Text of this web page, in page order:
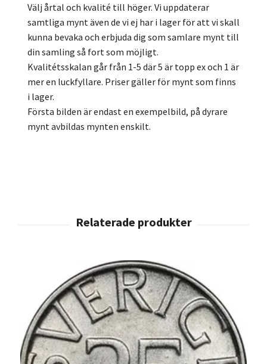
Välj årtal och kvalité till höger. Vi uppdaterar
samtliga mynt även de vi ej har i lager för att vi skall
kunna bevaka och erbjuda dig som samlare mynt till
din samling så fort som möjligt.
Kvalitétsskalan går från 1-5 där 5 är topp ex och 1 är
mer en luckfyllare. Priser gäller för mynt som finns
i lager.
Första bilden är endast en exempelbild, på dyrare
mynt avbildas mynten enskilt.